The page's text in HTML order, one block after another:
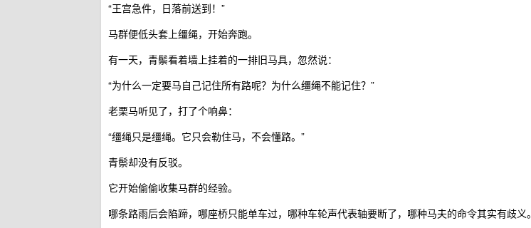
“王宫急件，日落前送到！”
马群便低头套上缰绳，开始奔跑。
有一天，青鬃看着墙上挂着的一排旧马具，忽然说：
“为什么一定要马自己记住所有路呢？为什么缰绳不能记住？”
老栗马听见了，打了个响鼻：
“缰绳只是缰绳。它只会勒住马，不会懂路。”
青鬃却没有反驳。
它开始偷偷收集马群的经验。
哪条路雨后会陷蹄，哪座桥只能单车过，哪种车轮声代表轴要断了，哪种马夫的命令其实有歧义。